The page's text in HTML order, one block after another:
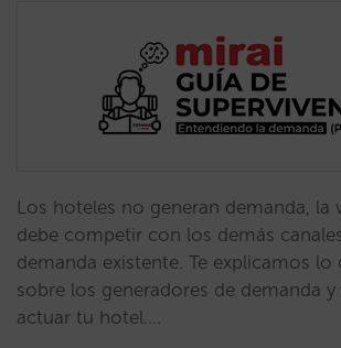
Los hoteles no generan demanda, la
debe competir con los demás
demanda existente. Te explicamos lo
sobre los generadores de demanda
actuar tu hotel.…